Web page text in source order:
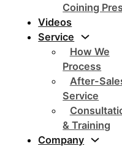
Coining
Videos
Service
How We
Process
After-
Service
& Training
Company